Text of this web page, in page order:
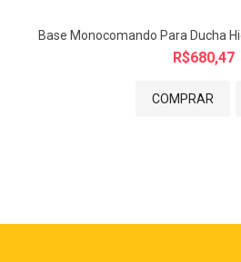
Base Monocomando Para Ducha
R$680,47
COMPRAR